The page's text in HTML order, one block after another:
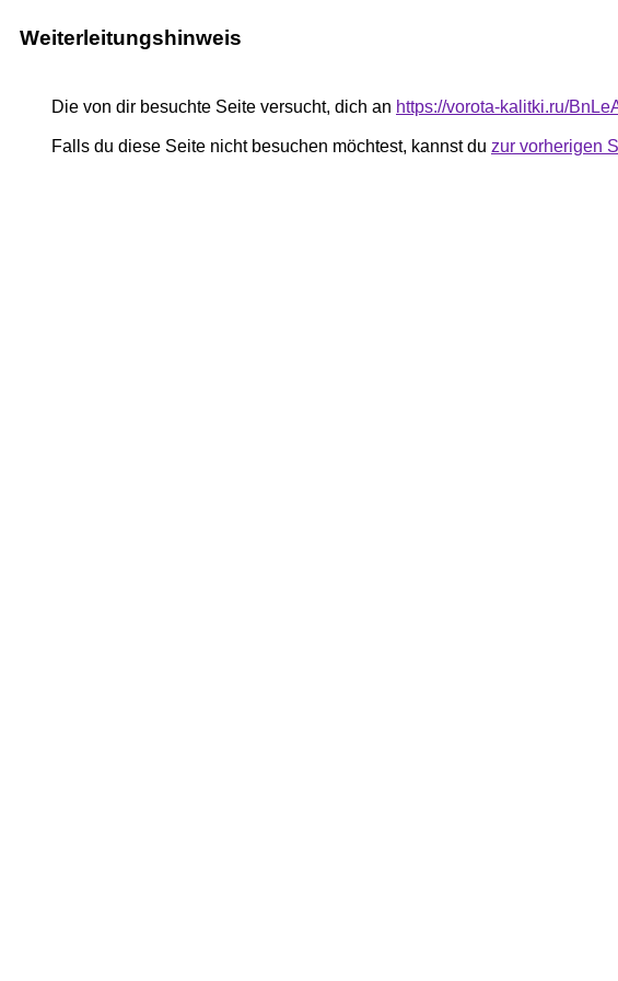
Weiterleitungshinweis
Die von dir besuchte Seite versucht, dich an https://vorota-kalitki.ru/
Falls du diese Seite nicht besuchen möchtest, kannst du zur vorherigen